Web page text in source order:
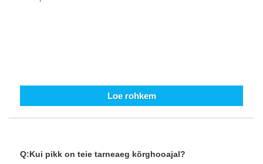
Loe rohkem
Q:Kui pikk on teie tarneaeg kõrghooajal?